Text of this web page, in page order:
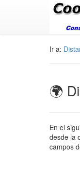
Ir a:
🌍
En el
desde la
campos